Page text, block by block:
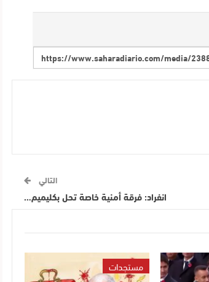
التالي
انفراد: فرقة أمنية خاصة تحل بكليميم…
مستجدات